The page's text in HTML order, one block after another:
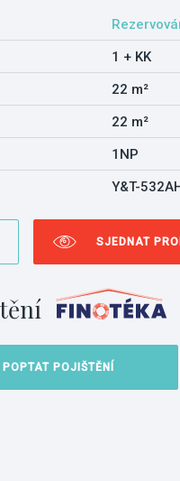
1 + KK
22 m²
22 m²
1NP
Y&T-
SJEDNAT
POPTAT POJIŠTĚNÍ